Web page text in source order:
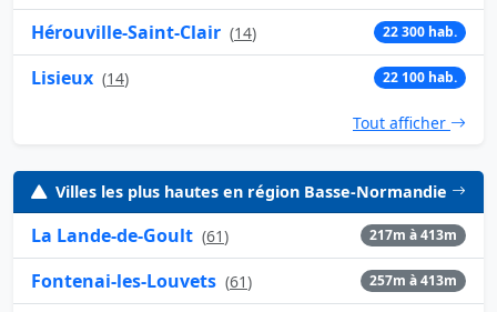
Hérouville-Saint-Clair (14) 22 300 hab.
Lisieux (14) 22 100 hab.
Tout afficher
Villes les plus hautes en région Basse-Normandie
La Lande-de-Goult (61) 217m à 413m
Fontenai-les-Louvets (61) 257m à 413m